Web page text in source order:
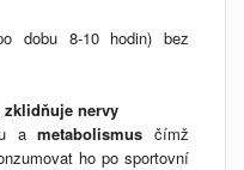
dobu 8-10 hodin) bez
zklidňuje nervy
ametabolismus čímž
ho po sportovní